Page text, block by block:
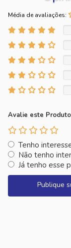
Média de avaliações:
Avalie este Produto
Tenho
Não tenho
Já tenho esse
Publique